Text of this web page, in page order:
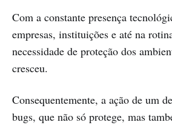
Com a constante presença
empresas, instituições e até na
necessidade de proteção dos
cresceu.
Consequentemente, a ação de um
bugs, que não só protege, mas